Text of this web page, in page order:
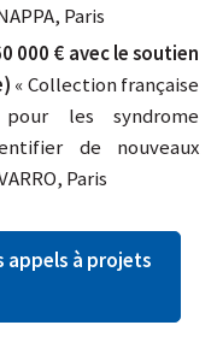
Paris
000 € avec le soutien
« Collection française
pour les syndrome
de nouveaux
Paris
appels à projets